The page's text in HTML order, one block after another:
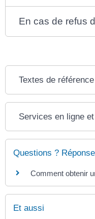
En cas de refus
Textes de référence
Services en ligne
Questions ?
Comment obtenir
Et aussi